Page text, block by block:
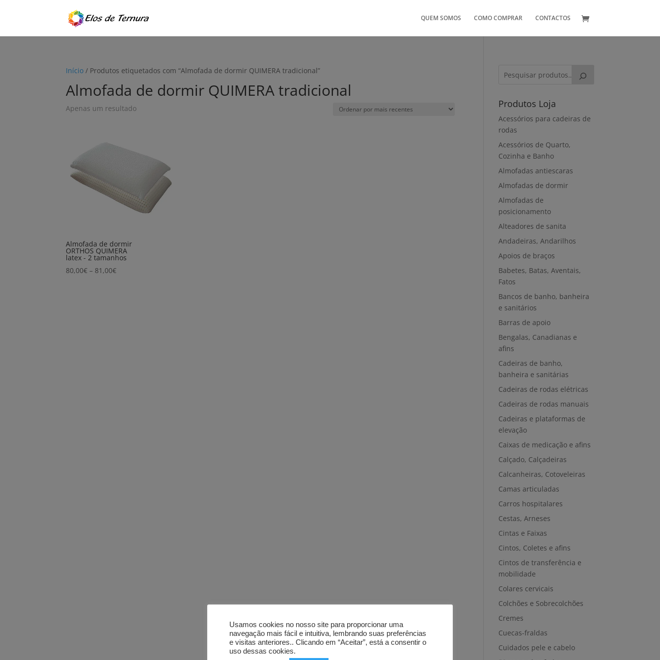
QUEM SOMOS COMO COMPRAR CONTACTOS
Início / Produtos etiquetados com “Almofada de dormir QUIMERA tradicional”
Almofada de dormir QUIMERA tradicional
Apenas um resultado
Almofada de dormir
ORTHOS QUIMERA
latex - 2 tamanhos
80,00€ – 81,00€Price
Produtos Loja
Acessórios para cadeiras de
rodas
Acessórios de Quarto,
Cozinha e Banho
Almofadas antiescaras
Almofadas de dormir
Almofadas de
posicionamento
Alteadores de sanita
Andadeiras, Andarilhos
Apoios de braços
Babetes, Batas, Aventais,
Fatos
Bancos de banho, banheira
e sanitários
Barras de apoio
Bengalas, Canadianas e
afins
Cadeiras de banho,
banheira e sanitárias
Cadeiras de rodas elétricas
Cadeiras de rodas manuais
Cadeiras e plataformas de
elevação
Caixas de medicação e afins
Calçado, Calçadeiras
Calcanheiras, Cotoveleiras
Camas articuladas
Carros hospitalares
Cestas, Arneses
Cintas e Faixas
Cintos, Coletes e afins
Cintos de transferência e
mobilidade
Colares cervicais
Colchões e Sobrecolchões
Cremes
Cuecas-fraldas
Cuidados pele e cabelo
Usamos cookies no nosso site para proporcionar uma
navegação mais fácil e intuitiva, lembrando suas preferências
e visitas anteriores.. Clicando em “Aceitar”, está a consentir o
uso dessas cookies.